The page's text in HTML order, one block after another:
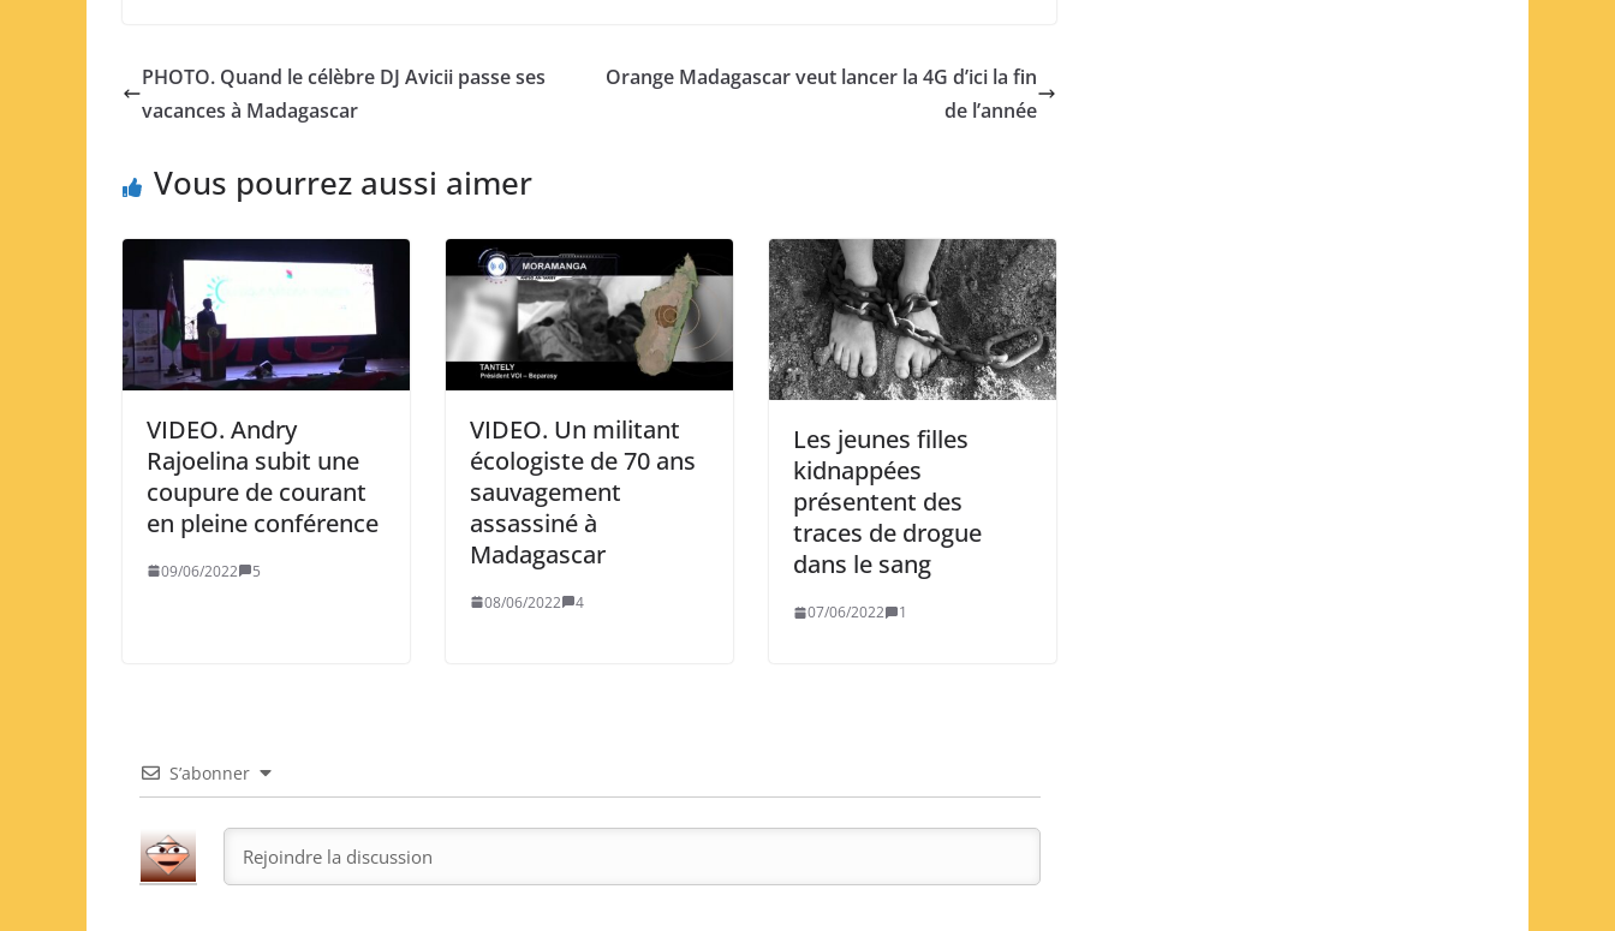
PHOTO. Quand le célèbre DJ Avicii passe ses
vacances à Madagascar
Orange Madagascar veut lancer la 4G d’ici la fin
de l’année
Vous pourrez aussi aimer
VIDEO. Andry
Rajoelina subit une
coupure de courant
en pleine conférence
09/06/2022 5
VIDEO. Un militant
écologiste de 70 ans
sauvagement
assassiné à
Madagascar
08/06/2022 4
Les jeunes filles
kidnappées
présentent des
traces de drogue
dans le sang
07/06/2022 1
S’abonner